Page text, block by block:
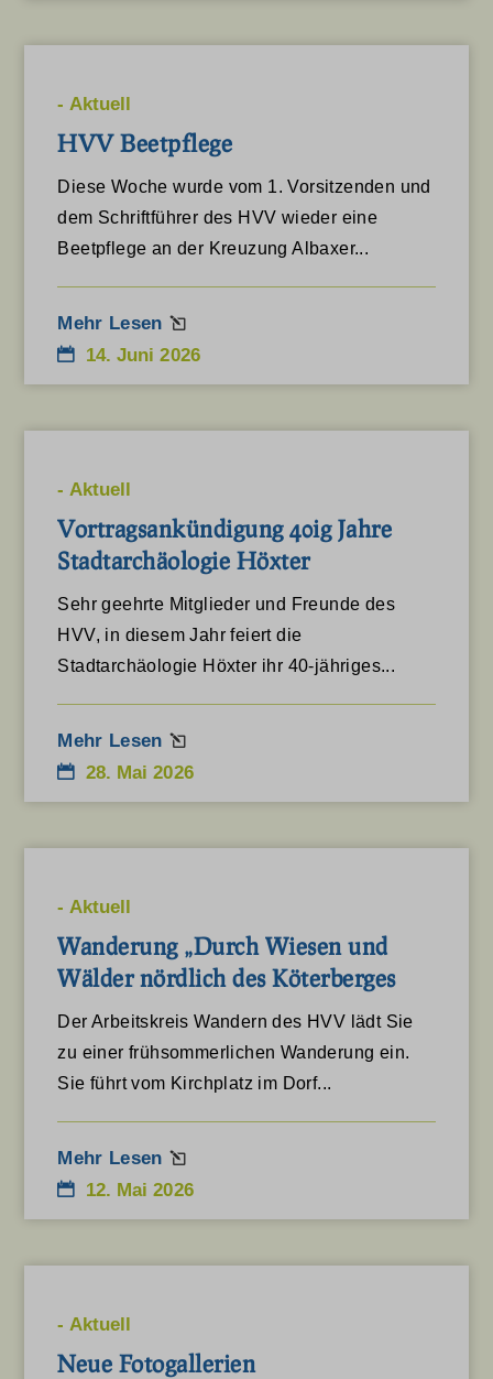
HVV Beetpflege
14. Juni 2026
- Aktuell
Diese Woche wurde vom 1. Vorsitzenden und
dem Schriftführer des HVV wieder eine
Beetpflege an der Kreuzung Albaxer...
Mehr Lesen
Vortragsankündigung 40ig Jahre
Stadtarchäologie Höxter
28. Mai 2026
- Aktuell
Sehr geehrte Mitglieder und Freunde des
HVV, in diesem Jahr feiert die
Stadtarchäologie Höxter ihr 40-jähriges...
Mehr Lesen
Wanderung „Durch Wiesen und
Wälder nördlich des Köterberges
12. Mai 2026
- Aktuell
Der Arbeitskreis Wandern des HVV lädt Sie
zu einer frühsommerlichen Wanderung ein.
Sie führt vom Kirchplatz im Dorf...
Mehr Lesen
Neue Fotogallerien
- Aktuell